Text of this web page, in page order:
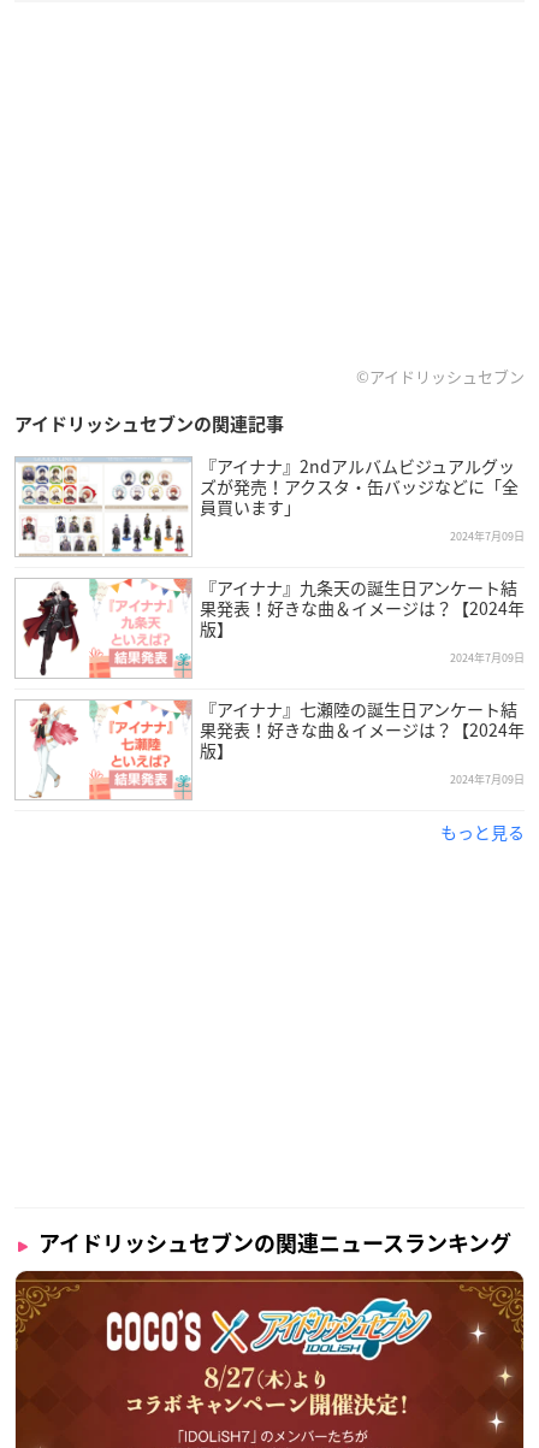
©アイドリッシュセブン
アイドリッシュセブンの関連記事
『アイナナ』2ndアルバムビジュアルグッ
ズが発売！アクスタ・缶バッジなどに「全
員買います」
2024年7月09日
『アイナナ』九条天の誕生日アンケート結
果発表！好きな曲＆イメージは？【2024年
版】
2024年7月09日
『アイナナ』七瀬陸の誕生日アンケート結
果発表！好きな曲＆イメージは？【2024年
版】
2024年7月09日
もっと見る
アイドリッシュセブンの関連ニュースランキング